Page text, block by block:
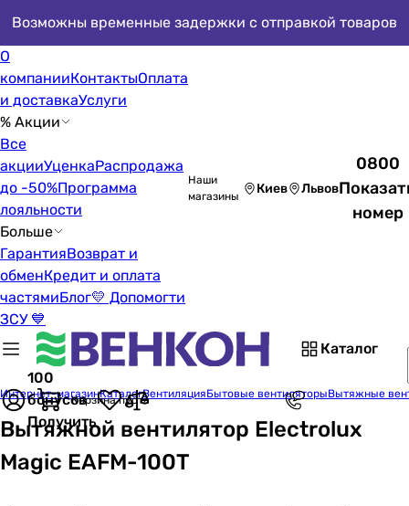
Возможны временные задержки с отправкой товаров
О
компанииКонтактыОплата
и доставкаУслуги
% Акции
Все
акцииУценкаРаспродажа
до -50%Программа
лояльности
Больше
ГарантияВозврат и
обменКредит и оплата
частямиБлог💛 Допомогти
ЗСУ 💙
Наши
магазины
Киев Львов
0800
номер
Каталог
100
бонусов
Получить
Корзина пуста
Интернет-магазинКаталогВентиляцияБытовые вентиляторыВытяжные
Вытяжной вентилятор Electrolux
Magic EAFM-100T